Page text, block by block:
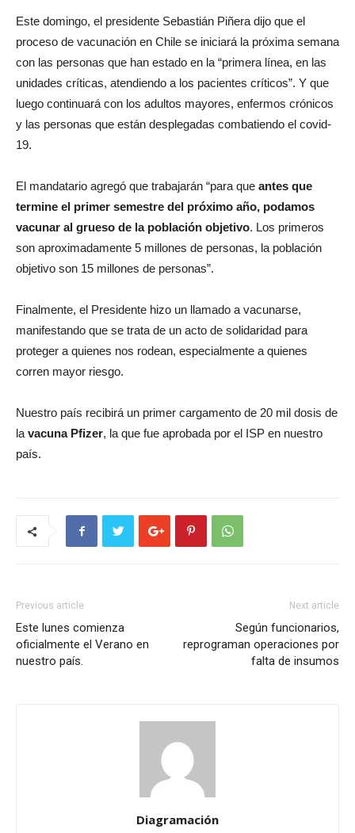
Este domingo, el presidente Sebastián Piñera dijo que el
proceso de vacunación en Chile se iniciará la próxima semana
con las personas que han estado en la “primera línea, en las
unidades críticas, atendiendo a los pacientes críticos”. Y que
luego continuará con los adultos mayores, enfermos crónicos
y las personas que están desplegadas combatiendo el covid-
19.
El mandatario agregó que trabajarán “para que antes que
termine el primer semestre del próximo año, podamos
vacunar al grueso de la población objetivo. Los primeros
son aproximadamente 5 millones de personas, la población
objetivo son 15 millones de personas”.
Finalmente, el Presidente hizo un llamado a vacunarse,
manifestando que se trata de un acto de solidaridad para
proteger a quienes nos rodean, especialmente a quienes
corren mayor riesgo.
Nuestro país recibirá un primer cargamento de 20 mil dosis de
la vacuna Pfizer, la que fue aprobada por el ISP en nuestro
país.
Previous article
Este lunes comienza
oficialmente el Verano en
nuestro país.
Next article
Según funcionarios,
reprograman operaciones por
falta de insumos
Diagramación